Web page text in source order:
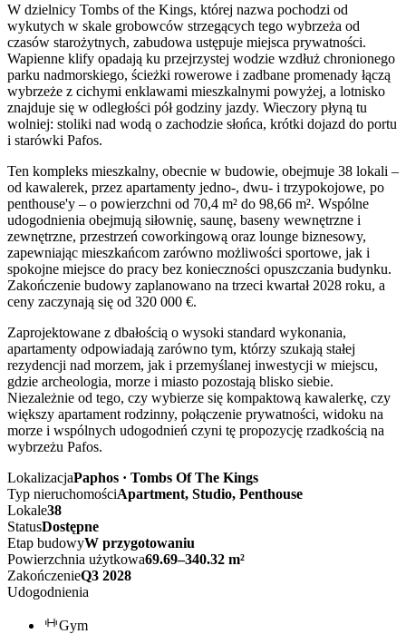
W dzielnicy Tombs of the Kings, której nazwa pochodzi od
wykutych w skale grobowców strzegących tego wybrzeża od
czasów starożytnych, zabudowa ustępuje miejsca prywatności.
Wapienne klify opadają ku przejrzystej wodzie wzdłuż chronionego
parku nadmorskiego, ścieżki rowerowe i zadbane promenady łączą
wybrzeże z cichymi enklawami mieszkalnymi powyżej, a lotnisko
znajduje się w odległości pół godziny jazdy. Wieczory płyną tu
wolniej: stoliki nad wodą o zachodzie słońca, krótki dojazd do portu
i starówki Pafos.
Ten kompleks mieszkalny, obecnie w budowie, obejmuje 38 lokali –
od kawalerek, przez apartamenty jedno-, dwu- i trzypokojowe, po
penthouse'y – o powierzchni od 70,4 m² do 98,66 m². Wspólne
udogodnienia obejmują siłownię, saunę, baseny wewnętrzne i
zewnętrzne, przestrzeń coworkingową oraz lounge biznesowy,
zapewniając mieszkańcom zarówno możliwości sportowe, jak i
spokojne miejsce do pracy bez konieczności opuszczania budynku.
Zakończenie budowy zaplanowano na trzeci kwartał 2028 roku, a
ceny zaczynają się od 320 000 €.
Zaprojektowane z dbałością o wysoki standard wykonania,
apartamenty odpowiadają zarówno tym, którzy szukają stałej
rezydencji nad morzem, jak i przemyślanej inwestycji w miejscu,
gdzie archeologia, morze i miasto pozostają blisko siebie.
Niezależnie od tego, czy wybierze się kompaktową kawalerkę, czy
większy apartament rodzinny, połączenie prywatności, widoku na
morze i wspólnych udogodnień czyni tę propozycję rzadkością na
wybrzeżu Pafos.
LokalizacjaPaphos · Tombs Of The Kings
Typ nieruchomościApartment, Studio, Penthouse
Lokale38
StatusDostępne
Etap budowyW przygotowaniu
Powierzchnia użytkowa69.69–340.32 m²
ZakończenieQ3 2028
Udogodnienia
Gym